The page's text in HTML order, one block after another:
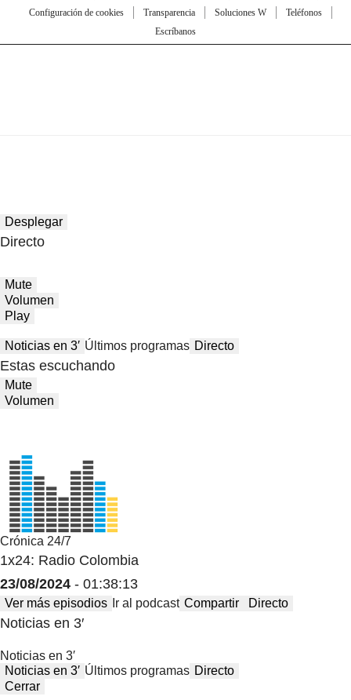
Configuración de cookies
Transparencia Soluciones W
Teléfonos
Escríbanos
Desplegar
Directo
Mute
Volumen
Play
Noticias en 3′ Últimos programas Directo
Estas escuchando
Mute
Volumen
Crónica 24/7
1x24: Radio Colombia
23/08/2024 - 01:38:13
Ver más episodios Ir al podcast Compartir Directo
Noticias en 3′
Noticias en 3′
Noticias en 3′ Últimos programas Directo
Cerrar